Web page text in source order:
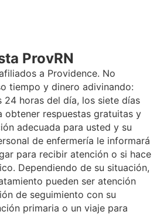
ProvRN
a Providence. No
tiempo y dinero adivinando:
24 horas del día, los siete días
obtener respuestas gratuitas y
adecuada para usted y su
de enfermería le informará
para recibir atención o si hace
Dependiendo de su situación,
pueden ser atención
de seguimiento con su
primaria o un viaje para